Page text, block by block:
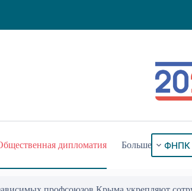
дипломатия Больше